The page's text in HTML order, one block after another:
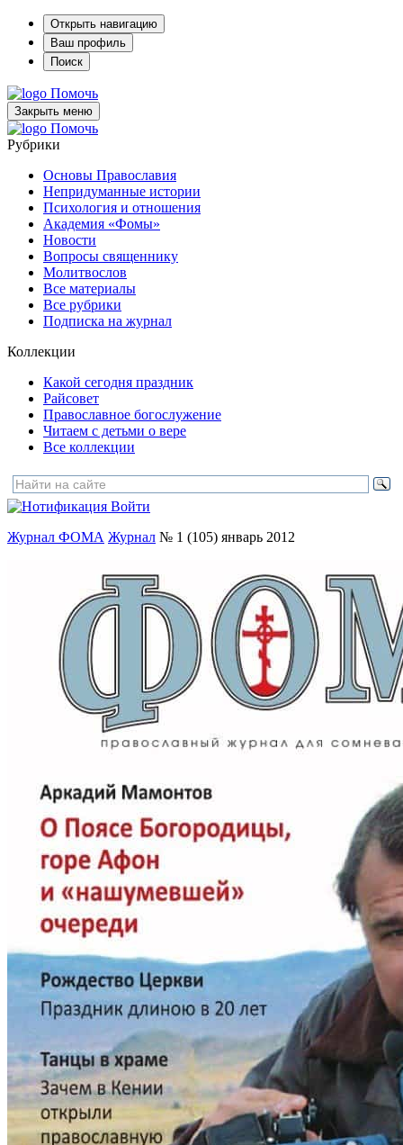
Открыть навигацию
Ваш профиль
Поиск
Помочь
Закрыть меню
Помочь
Рубрики
Основы Православия
Непридуманные истории
Психология и отношения
Академия «Фомы»
Новости
Вопросы священнику
Молитвослов
Все материалы
Все рубрики
Подписка на журнал
Коллекции
Какой сегодня праздник
Райсовет
Православное богослужение
Читаем с детьми о вере
Все коллекции
Войти
Журнал ФОМА Журнал № 1 (105) январь 2012